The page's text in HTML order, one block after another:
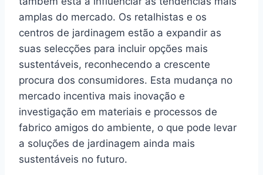
amplas do mercado. Os retalhistas e os
centros de jardinagem estão a expandir as
suas selecções para incluir opções mais
sustentáveis, reconhecendo a crescente
procura dos consumidores. Esta mudança no
mercado incentiva mais inovação e
investigação em materiais e processos de
fabrico amigos do ambiente, o que pode levar
a soluções de jardinagem ainda mais
sustentáveis no futuro.